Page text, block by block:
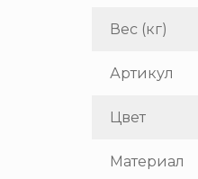
Вес (кг)
Артикул
Цвет
Материал